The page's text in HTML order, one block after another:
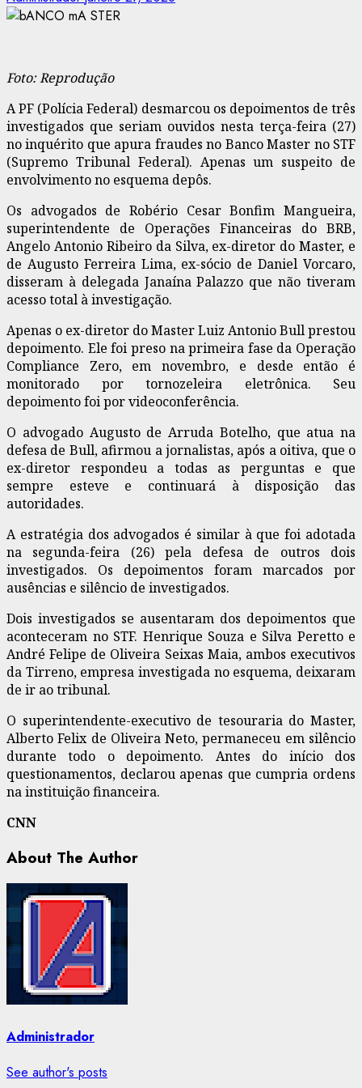
Foto: Reprodução
A PF (Polícia Federal) desmarcou os depoimentos de três
investigados que seriam ouvidos nesta terça-feira (27)
no inquérito que apura fraudes no Banco Master no STF
(Supremo Tribunal Federal). Apenas um suspeito de
envolvimento no esquema depôs.
Os advogados de Robério Cesar Bonfim Mangueira,
superintendente de Operações Financeiras do BRB,
Angelo Antonio Ribeiro da Silva, ex-diretor do Master, e
de Augusto Ferreira Lima, ex-sócio de Daniel Vorcaro,
disseram à delegada Janaína Palazzo que não tiveram
acesso total à investigação.
Apenas o ex-diretor do Master Luiz Antonio Bull prestou
depoimento. Ele foi preso na primeira fase da Operação
Compliance Zero, em novembro, e desde então é
monitorado por tornozeleira eletrônica. Seu
depoimento foi por videoconferência.
O advogado Augusto de Arruda Botelho, que atua na
defesa de Bull, afirmou a jornalistas, após a oitiva, que o
ex-diretor respondeu a todas as perguntas e que
sempre esteve e continuará à disposição das
autoridades.
A estratégia dos advogados é similar à que foi adotada
na segunda-feira (26) pela defesa de outros dois
investigados. Os depoimentos foram marcados por
ausências e silêncio de investigados.
Dois investigados se ausentaram dos depoimentos que
aconteceram no STF. Henrique Souza e Silva Peretto e
André Felipe de Oliveira Seixas Maia, ambos executivos
da Tirreno, empresa investigada no esquema, deixaram
de ir ao tribunal.
O superintendente-executivo de tesouraria do Master,
Alberto Felix de Oliveira Neto, permaneceu em silêncio
durante todo o depoimento. Antes do início dos
questionamentos, declarou apenas que cumpria ordens
na instituição financeira.
CNN
About The Author
Administrador
See author's posts